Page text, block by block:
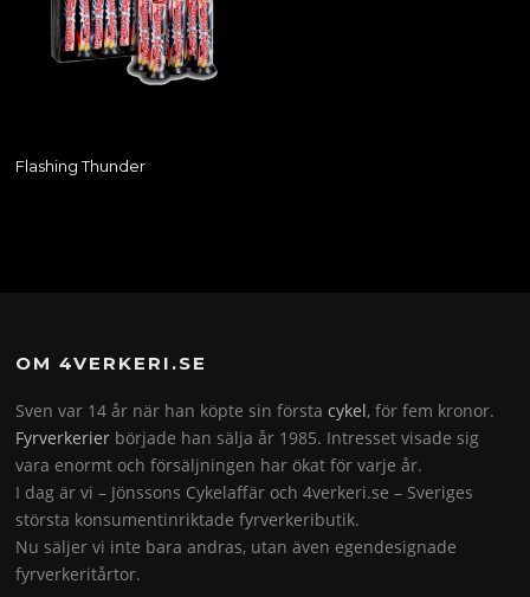
Flashing Thunder
OM 4VERKERI.SE
Sven var 14 år när han köpte sin förstacykel, för fem kronor.
Fyrverkerier började han sälja år 1985. Intresset visade sig
vara enormt och försäljningen har ökat för varje år.
I dag är vi – Jönssons Cykelaffär och 4verkeri.se – Sveriges
största konsumentinriktade fyrverkeributik.
Nu säljer vi inte bara andras, utan även egendesignade
fyrverkeritårtor.